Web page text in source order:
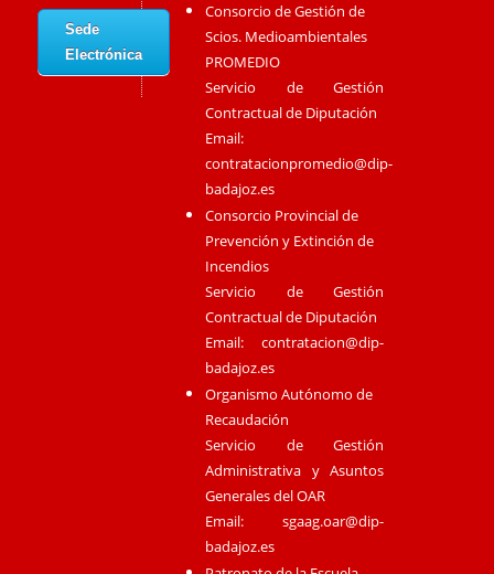
Sede
Electrónica
Consorcio de Gestión de
Scios. Medioambientales
PROMEDIO
Servicio de Gestión
Contractual de Diputación
Email:
contratacionpromedio@dip-
badajoz.es
Consorcio Provincial de
Prevención y Extinción de
Incendios
Servicio de Gestión
Contractual de Diputación
Email:contratacion@dip-
badajoz.es
Organismo Autónomo de
Recaudación
Servicio de Gestión
Administrativa y Asuntos
Generales del OAR
Email:sgaag.oar@dip-
badajoz.es